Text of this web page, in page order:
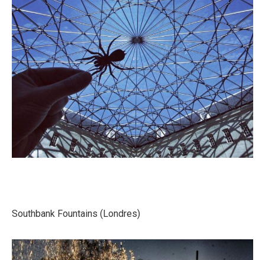
Southbank Fountains (Londres)